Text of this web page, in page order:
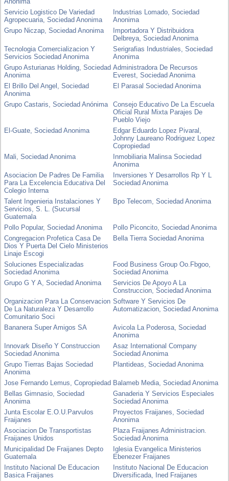
Servicio Logistico De Variedad
Agropecuaria, Sociedad Anonima
Industrias Lomado, Sociedad
Anonima
Grupo Niczap, Sociedad Anonima
Importadora Y Distribuidora
Delbreya, Sociedad Anonima
Tecnologia Comercializacion Y
Servicios Sociedad Anonima
Serigrafias Industriales, Sociedad
Anonima
Grupo Asturianas Holding, Sociedad
Anonima
Administradora De Recursos
Everest, Sociedad Anonima
El Brillo Del Angel, Sociedad
Anonima
El Parasal Sociedad Anonima
Grupo Castaris, Sociedad Anónima
Consejo Educativo De La Escuela
Oficial Rural Mixta Parajes De
Pueblo Viejo
El-Guate, Sociedad Anonima
Edgar Eduardo Lopez Pivaral,
Johnny Laureano Rodriguez Lopez
Copropiedad
Mali, Sociedad Anonima
Inmobiliaria Malinsa Sociedad
Anonima
Asociacion De Padres De Familia
Para La Excelencia Educativa Del
Colegio Interna
Inversiones Y Desarrollos Rp Y L
Sociedad Anonima
Talent Ingenieria Instalaciones Y
Servicios, S. L. (Sucursal
Guatemala
Bpo Telecom, Sociedad Anonima
Pollo Popular, Sociedad Anonima
Pollo Piconcito, Sociedad Anonima
Congregacion Profetica Casa De
Dios Y Puerta Del Cielo Ministerios
Linaje Escogi
Bella Tierra Sociedad Anonima
Soluciones Especializadas
Sociedad Anonima
Food Business Group Oo.Fbgoo,
Sociedad Anonima
Grupo G Y A, Sociedad Anonima
Servicios De Apoyo A La
Construccion, Sociedad Anonima
Organizacion Para La Conservacion
De La Naturaleza Y Desarrollo
Comunitario Soci
Software Y Servicios De
Automatizacion, Sociedad Anonima
Bananera Super Amigos SA
Avicola La Poderosa, Sociedad
Anonima
Innovark Diseño Y Construccion
Sociedad Anonima
Asaz International Company
Sociedad Anonima
Grupo Tierras Bajas Sociedad
Anonima
Plantideas, Sociedad Anonima
Jose Fernando Lemus, Copropiedad Balameb Media, Sociedad Anonima
Bellas Gimnasio, Sociedad
Anonima
Ganaderia Y Servicios Especiales
Sociedad Anonima
Junta Escolar E.O.U.Parvulos
Fraijanes
Proyectos Fraijanes, Sociedad
Anonima
Asociacion De Transportistas
Fraijanes Unidos
Plaza Fraijanes Administracion.
Sociedad Anonima
Municipalidad De Fraijanes Depto
Guatemala
Iglesia Evangelica Ministerios
Ebenezer Fraijanes
Instituto Nacional De Educacion
Basica Fraijanes
Instituto Nacional De Educacion
Diversificada, Ined Fraijanes